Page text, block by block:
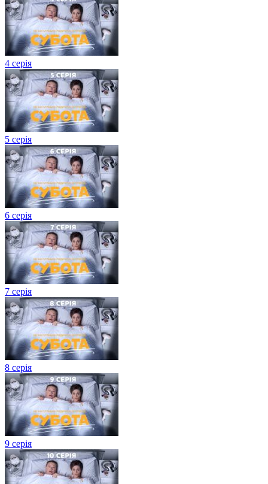
4 серія
5 серія
6 серія
7 серія
8 серія
9 серія